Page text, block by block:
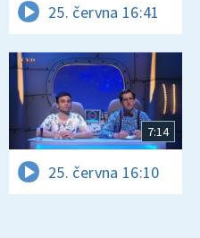
25. června 16:41
7:14
25. června 16:10